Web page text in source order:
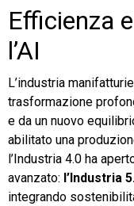
Efficienza
l’AI
L’industria
trasformazione
e da un nuovo
abilitato una
l’Industria 4.0 ha
avanzato: l’Industria
integrando